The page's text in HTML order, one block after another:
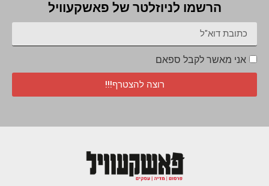
הרשמו לניוזלטר של פאשקעוויל
אני מאשר לקבל ספאם
רוצה להצטרף!!!